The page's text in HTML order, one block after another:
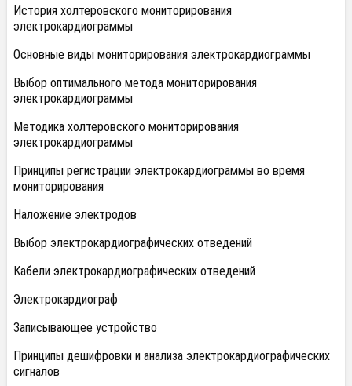
История холтеровского мониторирования
электрокардиограммы
Основные виды мониторирования электрокардиограммы
Выбор оптимального метода мониторирования
электрокардиограммы
Методика холтеровского мониторирования
электрокардиограммы
Принципы регистрации электрокардиограммы во время
мониторирования
Наложение электродов
Выбор электрокардиографических отведений
Кабели электрокардиографических отведений
Электрокардиограф
Записывающее устройство
Принципы дешифровки и анализа электрокардиографических
сигналов